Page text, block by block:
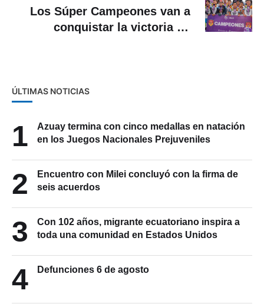
Los Súper Campeones van a
conquistar la victoria en
ÚLTIMAS NOTICIAS
1
Azuay termina con cinco medallas en natación
en los Juegos Nacionales Prejuveniles
2
Encuentro con Milei concluyó con la firma de
seis acuerdos
3
Con 102 años, migrante ecuatoriano inspira a
toda una comunidad en Estados Unidos
4 Defunciones 6 de agosto